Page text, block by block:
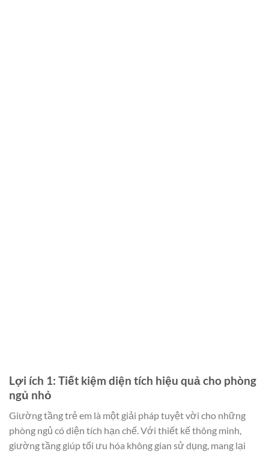
Lợi ích 1: Tiết kiệm diện tích hiệu quả cho phòng
ngủ nhỏ
Giường tầng trẻ em là một giải pháp tuyệt vời cho những
phòng ngủ có diện tích hạn chế. Với thiết kế thông minh,
giường tầng giúp tối ưu hóa không gian sử dụng, mang lại